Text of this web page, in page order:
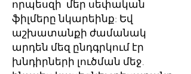
որպեսզի մեր սեփական
ֆիլմերը նկարեինք: Եվ
աշխատանքի ժամանակ
արդեն մեզ ընդգրկում էր
խնդիրների լուծման մեջ.